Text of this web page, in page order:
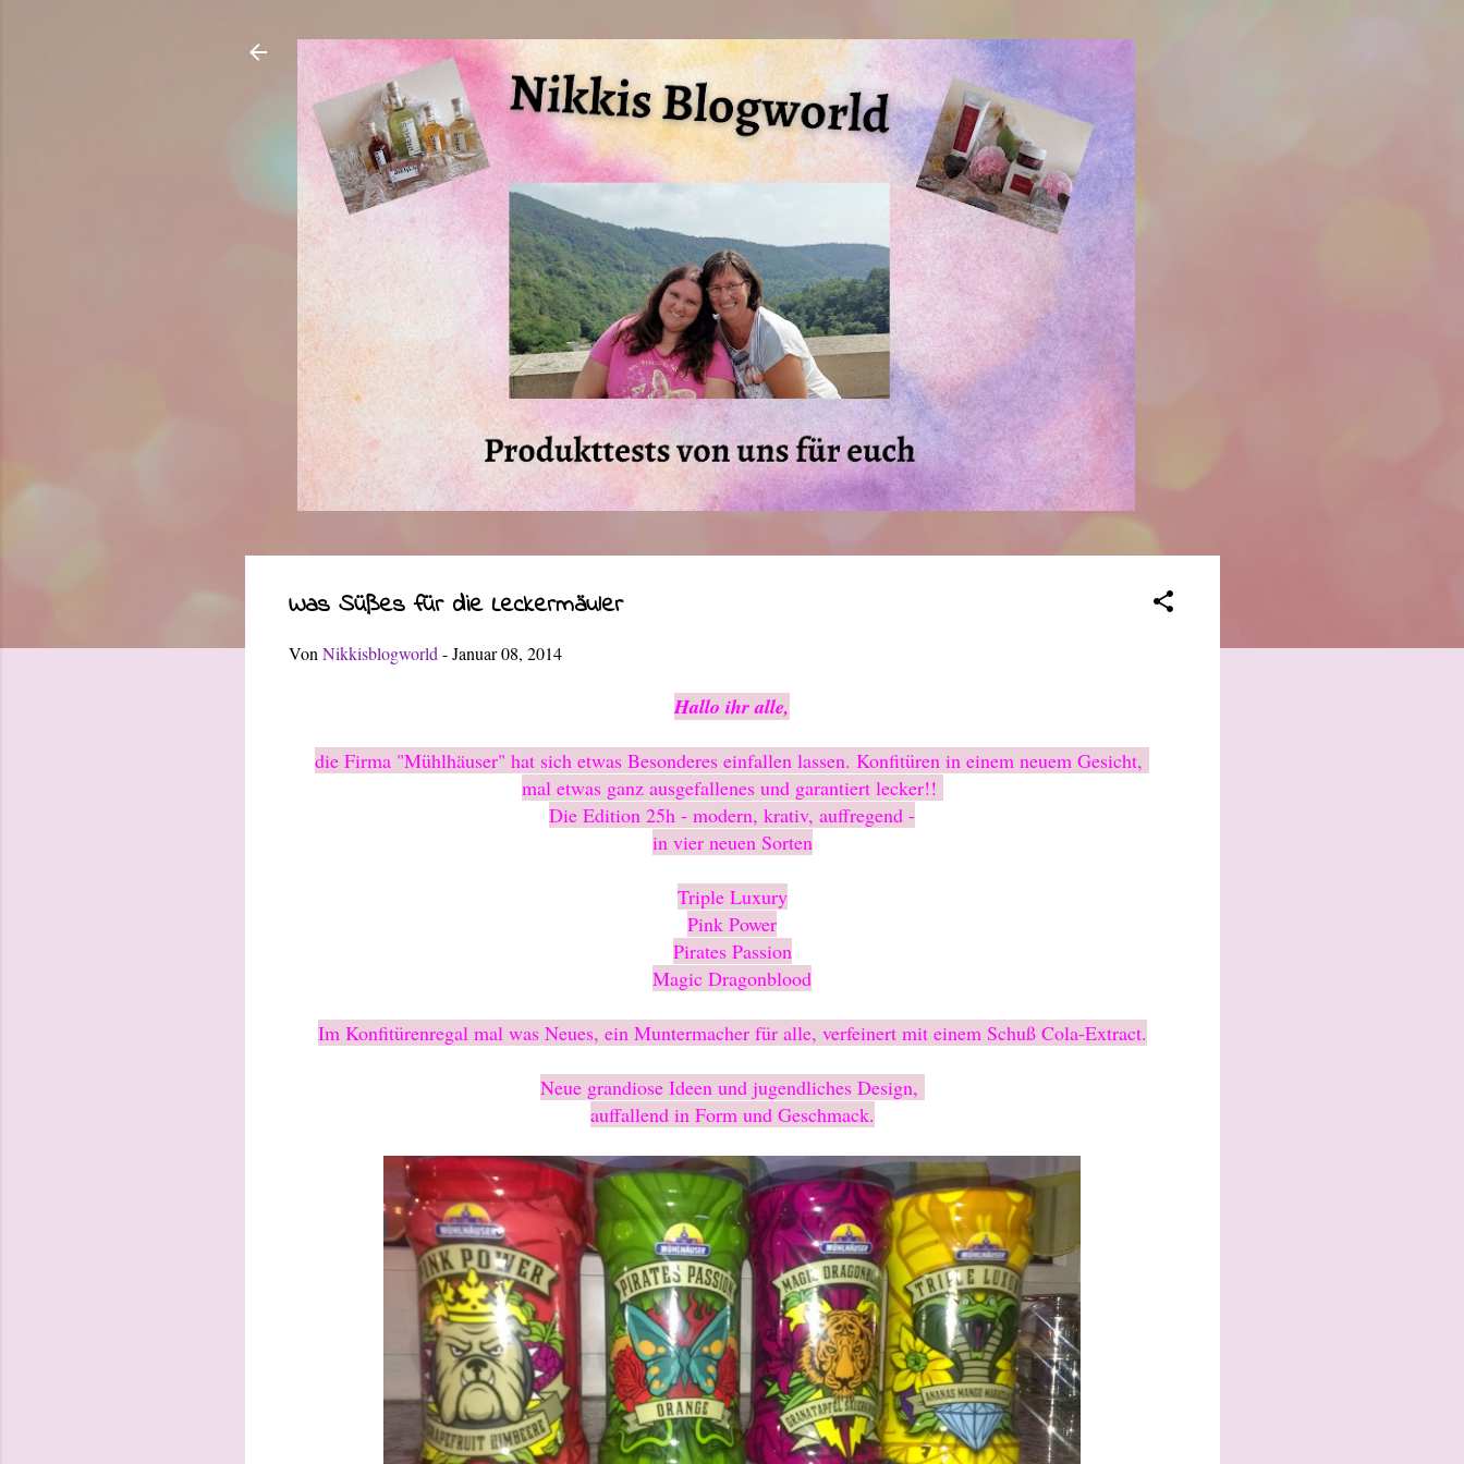
Was Süßes für die Leckermäuler
Von Nikkisblogworld -Januar 08, 2014
Hallo ihr alle,
die Firma "Mühlhäuser" hat sich etwas Besonderes einfallen lassen. Konfitüren in einem neuem Gesicht,
mal etwas ganz ausgefallenes und garantiert lecker!!
Die Edition 25h - modern, krativ, auffregend -
in vier neuen Sorten
Triple Luxury
Pink Power
Pirates Passion
Magic Dragonblood
Im Konfitürenregal mal was Neues, ein Muntermacher für alle, verfeinert mit einem Schuß Cola-Extract.
Neue grandiose Ideen und jugendliches Design,
auffallend in Form und Geschmack.